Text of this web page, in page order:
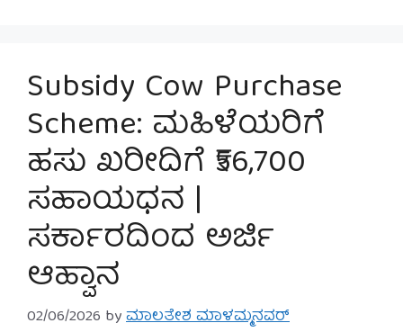
Subsidy Cow Purchase
Scheme: ಮಹಿಳೆಯರಿಗೆ
ಹಸು ಖರೀದಿಗೆ ₹56,700
ಸಹಾಯಧನ |
ಸರ್ಕಾರದಿಂದ ಅರ್ಜಿ
ಆಹ್ವಾನ
02/06/2026 byಮಾಲತೇಶ ಮಾಳಮ್ಮನವರ್